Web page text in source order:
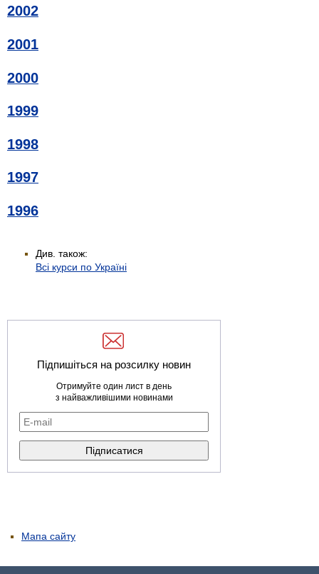
2002
2001
2000
1999
1998
1997
1996
Див. також:
Всі курси по Україні
Підпишіться на розсилку новин
Отримуйте один лист в день
з найважливішими новинами
Мапа сайту